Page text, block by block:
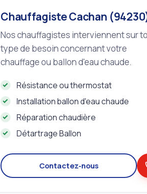
Chauffagiste Cachan
Nos chauffagistes interviennent sur
type de besoin concernant votre
chauffage ou ballon d'eau chaude.
Résistance ou thermostat
Installation ballon d'eau chaude
Réparation chaudière
Détartrage Ballon
Contactez‑nous